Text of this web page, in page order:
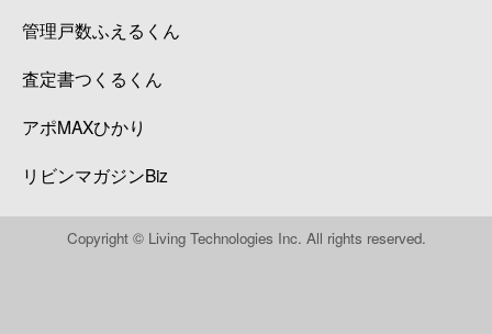
管理戸数ふえるくん
査定書つくるくん
アポMAXひかり
リビンマガジンBiz
Copyright © Living Technologies Inc. All rights reserved.